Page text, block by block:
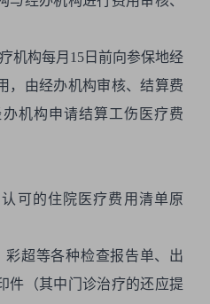
机构每月15日前向参保地经
，由经办机构审核、结算费
机构申请结算工伤医疗费
可的住院医疗费用清单原
彩超等各种检查报告单、出
件（其中门诊治疗的还应提